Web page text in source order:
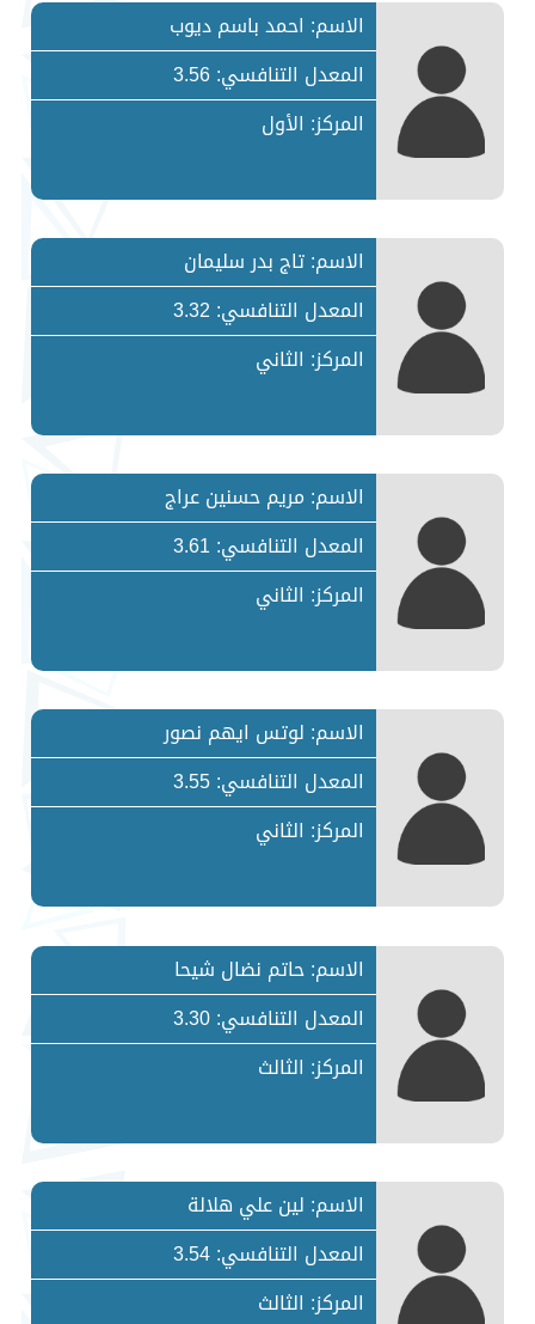
الاسم: احمد باسم ديوب
المعدل التنافسي: 3.56
المركز: الأول
الاسم: تاج بدر سليمان
المعدل التنافسي: 3.32
المركز: الثاني
الاسم: مريم حسنين عراج
المعدل التنافسي: 3.61
المركز: الثاني
الاسم: لوتس ايهم نصور
المعدل التنافسي: 3.55
المركز: الثاني
الاسم: حاتم نضال شيحا
المعدل التنافسي: 3.30
المركز: الثالث
الاسم: لين علي هلالة
المعدل التنافسي: 3.54
المركز: الثالث